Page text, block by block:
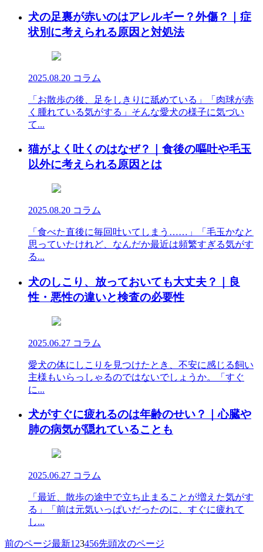
犬の足裏が赤いのはアレルギー？外傷？｜症
状別に考えられる原因と対処法
2025.08.20 コラム
「お散歩の後、足をしきりに舐めている」「肉球が赤
く腫れている気がする」そんな愛犬の様子に気づい
て...
猫がよく吐くのはなぜ？｜食後の嘔吐や毛玉
以外に考えられる原因とは
2025.08.20 コラム
「食べた直後に毎回吐いてしまう……」「毛玉かなと
思っていたけれど、なんだか最近は頻繁すぎる気がす
る...
犬のしこり、放っておいても大丈夫？｜良
性・悪性の違いと検査の必要性
2025.06.27 コラム
愛犬の体にしこりを見つけたとき、不安に感じる飼い
主様もいらっしゃるのではないでしょうか。「すぐ
に...
犬がすぐに疲れるのは年齢のせい？｜心臓や
肺の病気が隠れていることも
2025.06.27 コラム
「最近、散歩の途中で立ち止まることが増えた気がす
る」「前は元気いっぱいだったのに、すぐに疲れて
し...
前のページ最新1 23456先頭次のページ